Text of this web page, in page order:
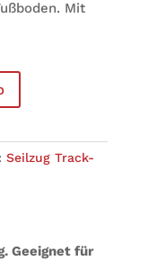
Mit
Seil­zug Track-
Geeig­net für